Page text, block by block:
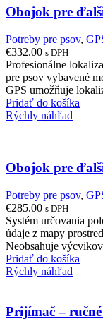
Obojok pre
Potreby pre psov,
€332.00 s DPH
Profesionálne
pre psov vybavené
GPS umožňuje
Pridať do košíka
Rýchly náhľad
Obojok pre
Potreby pre psov,
€285.00 s DPH
Systém určovania
údaje z mapy
Neobsahuje
Pridať do košíka
Rýchly náhľad
Prijímač –